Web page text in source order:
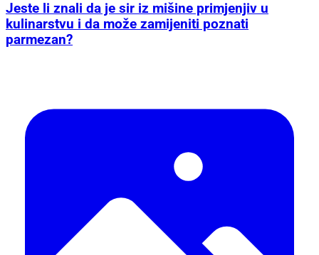
Jeste li znali da je sir iz mišine primjenjiv u
kulinarstvu i da može zamijeniti poznati
parmezan?